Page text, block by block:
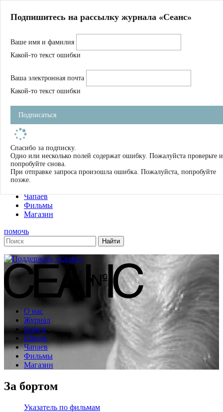
Магазин
Журнал
Школа
Устав
Фильмы
Имена
Тэги
О нас
Журнал
Книги
Чапаев
Фильмы
Магазин
помочь
О нас
Журнал
Книги
Школа
Чапаев
Фильмы
Магазин
За бортом
Указатель по фильмам
Подпишитесь на рассылку журнала «Сеанс»
Ваше имя и фамилия
Какой-то текст ошибки
Ваша электронная почта
Какой-то текст ошибки
Подписаться
Спасибо за подписку.
Одно или несколько полей содержат ошибку. Пожалуйста проверьте и
попробуйте снова.
При отправке запроса произошла ошибка. Пожалуйста, попробуйте
позже.